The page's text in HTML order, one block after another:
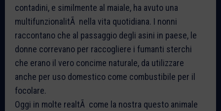
contadini, e similmente al maiale, ha avuto una
multifunzionalitÃ nella vita quotidiana. I nonni
raccontano che al passaggio degli asini in paese, le
donne correvano per raccogliere i fumanti sterchi
che erano il vero concime naturale, da utilizzare
anche per uso domestico come combustibile per il
focolare.
Oggi in molte realtÃ come la nostra questo animale